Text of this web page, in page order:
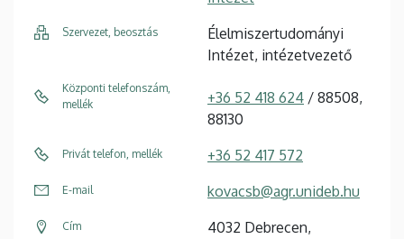
Szervezet, beosztás
Élelmiszertudományi
Intézet, intézetvezető
Központi telefonszám,
mellék
+36 52 418 624 / 88508,
88130
Privát telefon, mellék +36 52 417 572
E-mail kovacsb@agr.unideb.hu
Cím
4032 Debrecen,